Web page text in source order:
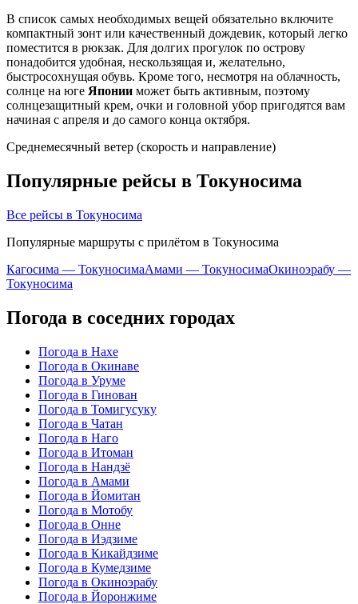
В список самых необходимых вещей обязательно включите
компактный зонт или качественный дождевик, который легко
поместится в рюкзак. Для долгих прогулок по острову
понадобится удобная, нескользящая и, желательно,
быстросохнущая обувь. Кроме того, несмотря на облачность,
солнце на юге Японии может быть активным, поэтому
солнцезащитный крем, очки и головной убор пригодятся вам
начиная с апреля и до самого конца октября.
Среднемесячный ветер (скорость и направление)
Популярные рейсы в Токуносима
Все рейсы в Токуносима
Популярные маршруты с прилётом в Токуносима
Кагосима — ТокуносимаАмами — ТокуносимаОкиноэрабу —
Токуносима
Погода в соседних городах
Погода в Нахе
Погода в Окинаве
Погода в Уруме
Погода в Гинован
Погода в Томигусуку
Погода в Чатан
Погода в Наго
Погода в Итоман
Погода в Нандзё
Погода в Амами
Погода в Йомитан
Погода в Мотобу
Погода в Онне
Погода в Иэдзиме
Погода в Кикайдзиме
Погода в Кумедзиме
Погода в Окиноэрабу
Погода в Йоронжиме